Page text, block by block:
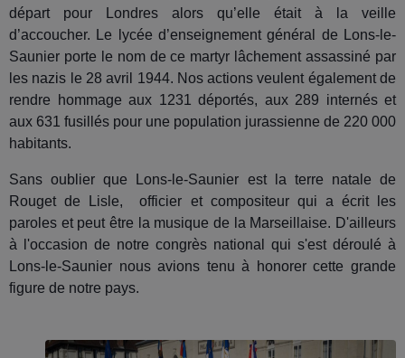
départ pour Londres alors qu’elle était à la veille
d’accoucher. Le lycée d’enseignement général de Lons-le-
Saunier porte le nom de ce martyr lâchement assassiné par
les nazis le 28 avril 1944. Nos actions veulent également de
rendre hommage aux 1231 déportés, aux 289 internés et
aux 631 fusillés pour une population jurassienne de 220 000
habitants.
Sans oublier que Lons-le-Saunier est la terre natale de
Rouget de Lisle, officier et compositeur qui a écrit les
paroles et peut être la musique de la Marseillaise. D'ailleurs
à l'occasion de notre congrès national qui s'est déroulé à
Lons-le-Saunier nous avions tenu à honorer cette grande
figure de notre pays.